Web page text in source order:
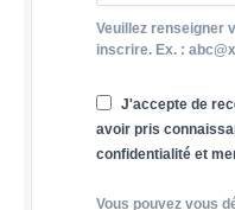
Veuillez renseigner
inscrire. Ex. :
J'accepte de
avoir pris
confidentialité et
Vous pouvez vous